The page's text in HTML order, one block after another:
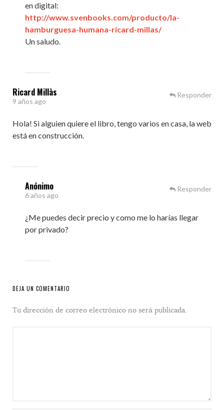
en digital:
http://www.svenbooks.com/producto/la-
hamburguesa-humana-ricard-millas/
Un saludo.
Ricard Millàs
9 años ago
Hola! Si alguien quiere el libro, tengo varios en casa, la web
está en construcción.
Responder
Anónimo
6 años ago
¿Me puedes decir precio y como me lo harías llegar
por privado?
Responder
DEJA UN COMENTARIO
Tu dirección de correo electrónico no será publicada.